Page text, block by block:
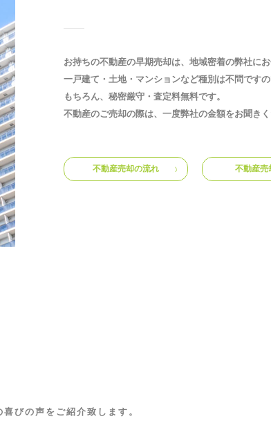
お持ちの不動産の早期売却は、地域密着の弊社にお
一戸建て・土地・マンションなど種別は不問ですの
もちろん、秘密厳守・査定料無料です。
不動産のご売却の際は、一度弊社の金額をお聞きく
不動産売却の流れ 不動産売
びの声をご紹介致します。